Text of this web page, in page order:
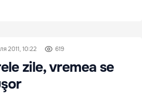
2011, 10:22 619
zile, vremea se